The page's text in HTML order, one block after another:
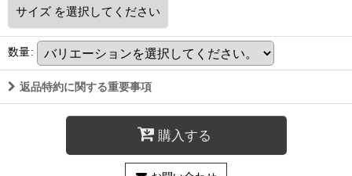
サイズ を選択してください
数量:
返品特約に関する重要事項
購入する